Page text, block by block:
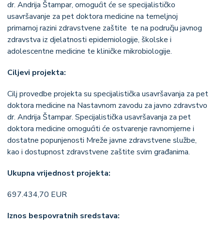
dr. Andrija Štampar, omogućit će se specijalističko
usavršavanje za pet doktora medicine na temeljnoj
primarnoj razini zdravstvene zaštite te na području javnog
zdravstva iz djelatnosti epidemiologije, školske i
adolescentne medicine te kliničke mikrobiologije.
Ciljevi projekta:
Cilj provedbe projekta su specijalistička usavršavanja za pet
doktora medicine na Nastavnom zavodu za javno zdravstvo
dr. Andrija Štampar. Specijalistička usavršavanja za pet
doktora medicine omogućiti će ostvarenje ravnomjerne i
dostatne popunjenosti Mreže javne zdravstvene službe,
kao i dostupnost zdravstvene zaštite svim građanima.
Ukupna vrijednost projekta:
697.434,70 EUR
Iznos bespovratnih sredstava: